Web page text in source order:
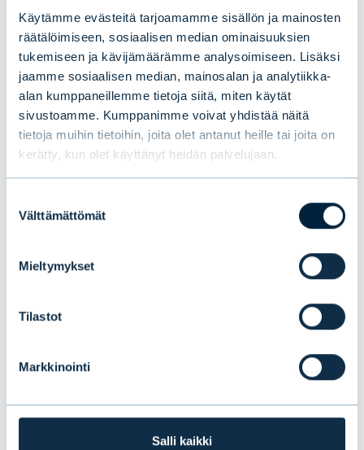
Käytämme evästeitä tarjoamamme sisällön ja mainosten
räätälöimiseen, sosiaalisen median ominaisuuksien
tukemiseen ja kävijämäärämme analysoimiseen. Lisäksi
jaamme sosiaalisen median, mainosalan ja analytiikka-
alan kumppaneillemme tietoja siitä, miten käytät
sivustoamme. Kumppanimme voivat yhdistää näitä
tietoja muihin tietoihin, joita olet antanut heille tai joita on
kerätty, kun olet käyttänyt heidän palvelujaan.
valinta
Välttämättömät
Mieltymykset
Tilastot
Markkinointi
Salli kaikki
rasittivat Evlin kannattavuutta kuluneella
tilikaudella, mutta niistä on odotettavissa
positiivisia synergioita tulevina vuosina”,
Evlin toimitusjohtajaMaunu Lehtimäkisanoo.
”Markkina- ja toimintaympäristön heikkous
heijastui Evlin neljännen vuosineljänneksen
tuloskehitykseen. Nettoliikevaihto laski noin
16 prosenttia ja oli 29,4 miljoonaa euroa.
Konsernin liikevoitto laski noin 70 prosenttia
sijoitustuotteiden sekä
kasvoivat, mutta perinteisten rahastojen ja
jäivät selvästi edellisvuotta alemmiksi.
lunastukset ja yrityskauppa-aktiviteetin